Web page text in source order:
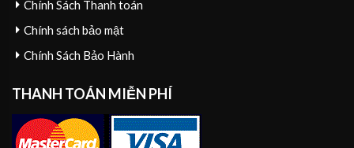
Chính Sách Thanh toán
Chính sách bảo mật
Chính Sách Bảo Hành
THANH TOÁN MIỄN PHÍ